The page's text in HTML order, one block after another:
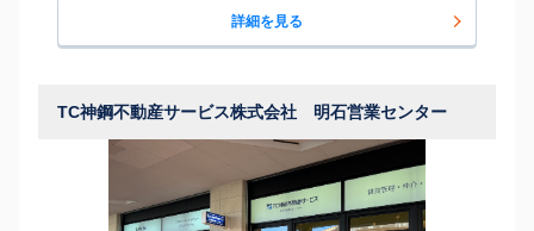
詳細を見る
TC神鋼不動産サービス株式会社 明石営業センター